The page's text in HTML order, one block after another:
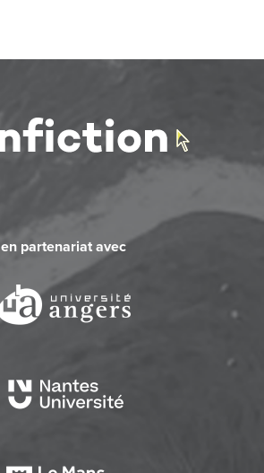
en partenariat avec